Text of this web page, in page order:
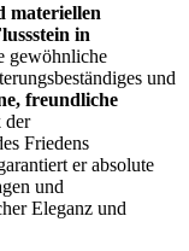
materiellen
in
gewöhnliche
und
freundliche
der
Friedens
er absolute
und
Eleganz und